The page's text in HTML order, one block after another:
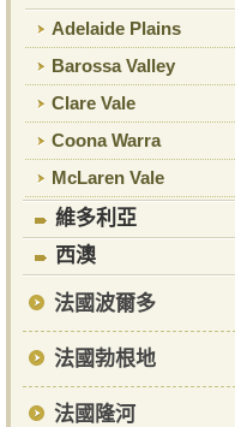
Adelaide Plains
Barossa Valley
Clare Vale
Coona Warra
McLaren Vale
維多利亞
西澳
法國波爾多
法國勃根地
法國隆河